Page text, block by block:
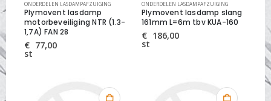
ONDERDELEN LASDAMPAFZUIGING
Plymovent lasdamp
motorbeveiliging NTR (1.3-
1,7A) FAN 28
€ 77,00
st
ONDERDELEN LASDAMPAFZUIGING
Plymovent lasdamp slang
161mm L=6m tbv KUA-160
€ 186,00
st